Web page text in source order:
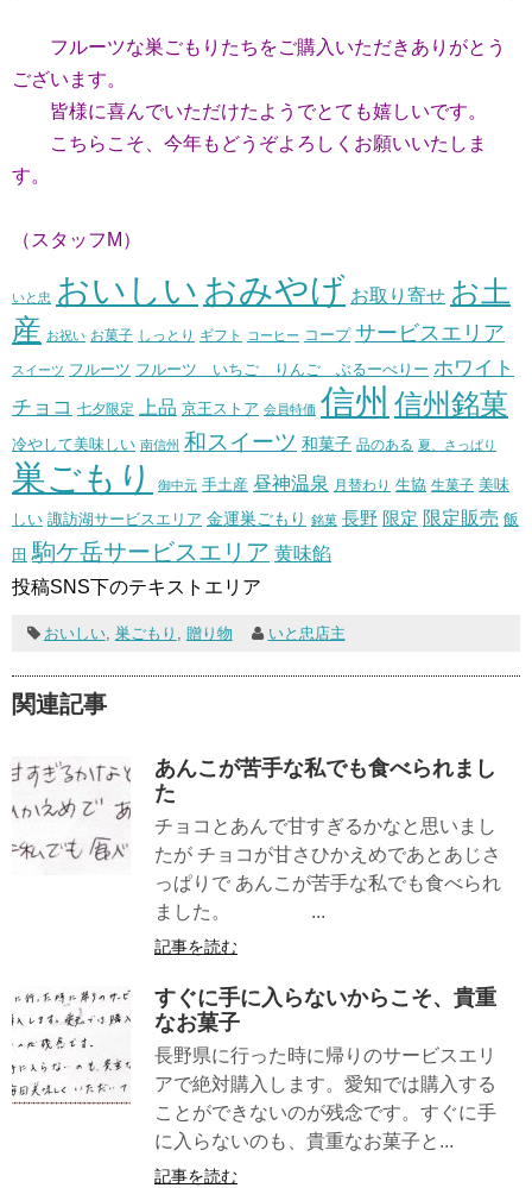
フルーツな巣ごもりたちをご購入いただきありがとう
ございます。
皆様に喜んでいただけたようでとても嬉しいです。
こちらこそ、今年もどうぞよろしくお願いいたしま
す。
（スタッフM）
いと忠 おいしい おみやげ お取り寄せ お土
産 お祝い お菓子 しっとり ギフト コーヒー コープ サービスエリア
スイーツ フルーツ フルーツ いちご りんご ぶるーべりー ホワイト
チョコ 七夕限定 上品 京王ストア 会員特価 信州 信州銘菓
冷やして美味しい 南信州 和スイーツ 和菓子 品のある 夏、さっぱり
巣ごもり 御中元 手土産 昼神温泉 月替わり 生協 生菓子 美味
しい 諏訪湖サービスエリア 金運巣ごもり 銘菓 長野 限定 限定販売 飯
田 駒ケ岳サービスエリア 黄味餡
投稿SNS下のテキストエリア
おいしい, 巣ごもり 贈り物 いと忠店主
関連記事
あんこが苦手な私でも食べられまし
た
チョコとあんで甘すぎるかなと思いまし
たが チョコが甘さひかえめであとあじさ
っぱりで あんこが苦手な私でも食べられ
ました。 ...
記事を読む
すぐに手に入らないからこそ、貴重
なお菓子
長野県に行った時に帰りのサービスエリ
アで絶対購入します。愛知では購入する
ことができないのが残念です。すぐに手
に入らないのも、貴重なお菓子と...
記事を読む